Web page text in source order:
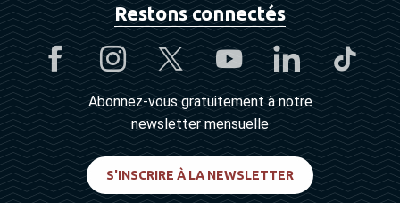
Restons connectés
Abonnez-vous gratuitement à notre
newsletter mensuelle
S'INSCRIRE À LA NEWSLETTER